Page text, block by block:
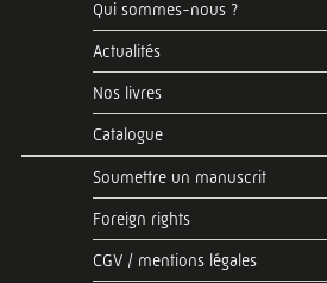
Qui sommes-nous ?
Actualités
Nos livres
Catalogue
Soumettre un manuscrit
Foreign rights
CGV / mentions légales